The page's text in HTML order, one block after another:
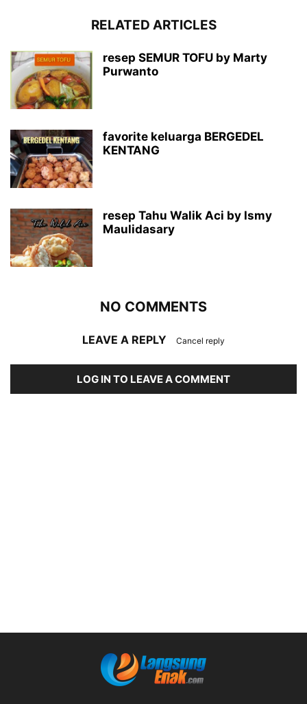
RELATED ARTICLES
resep SEMUR TOFU by Marty
Purwanto
favorite keluarga BERGEDEL
KENTANG
resep Tahu Walik Aci by Ismy
Maulidasary
NO COMMENTS
LEAVE A REPLY Cancel reply
LOG IN TO LEAVE A COMMENT